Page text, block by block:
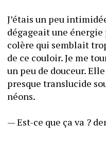
J’étais un peu
dégageait une
colère qui semblait
de ce couloir. Je me
un peu de douceur.
presque translucide
néons.
— Est-ce que ça va ?